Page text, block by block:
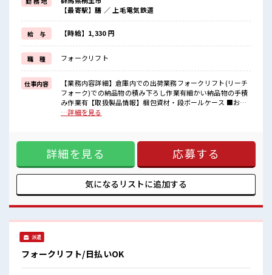
毎日の服装の悩み解消♪
≪未経験でも活躍できる≫
新しいことにチャレンジするのは不安だけど、
しっかり働く環境が整っています！
イチからスキルUP・ステップUP目指していきましょう！
≪自分に合った期間で働ける≫
福利厚生が整った派遣のお仕事です！
■職場の雰囲気
休憩室で楽しくおしゃべり！
ストレス解消☆
ロッカーあり！
【最寄駅】膳 ／ 上毛電気鉄道
給 与 【時給】1,330 円
職 種 フォークリフト
仕事内容
【業務内容詳細】倉庫内での出荷業務フォークリフト(リーチ
フォーク)での納品物の積み下ろし作業有細かい納品物の手積
み作業有【取扱製品情報】梱包資材・段ボールケース ■お仕
事PR ≪時間にメリハリを≫ 残業はほとんどナシ！ 場合によっ
きる≫ 新しいことにチャレンジするのは不安だけど、 しっか
り働く環境が整っています！ イチからスキルUP・ステップ
UP目指していきましょう！ ≪自分に合った期間で働ける≫ 福
利厚生が整った派遣のお仕事です！ ■職場の雰囲気 休憩室で
楽しくおしゃべり！ ストレス解消☆ ロッカーあり！ 安心して
お仕事に集中♪ 残業はほとんどありません！
…詳細を見る
詳細を見る 応募する
気になるリストに追加する
派遣
フォークリフト/日払いOK